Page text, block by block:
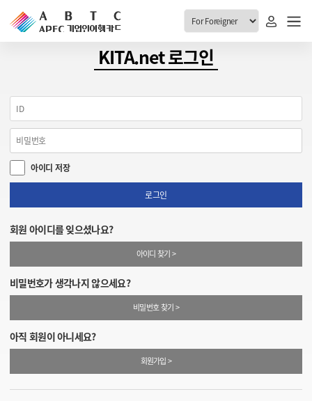
ABTC 전체메뉴
안내
ABTC 제도 소개
VABTC 안내
발급 자격요건
취소/반납 안내
신청
취소
신청진행 현황
소지자 현황
고객센터
1:1 문의
KITA.net 로그인
아이디 저장
로그인
회원 아이디를 잊으셨나요?
아이디 찾기 >
비밀번호가 생각나지 않으세요?
비밀번호 찾기 >
아직 회원이 아니세요?
회원가입 >